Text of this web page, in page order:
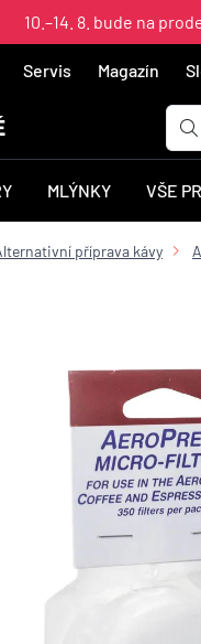
10.–14. 8. bude na
Servis Magazín
MLÝNKY VŠE
příprava kávy